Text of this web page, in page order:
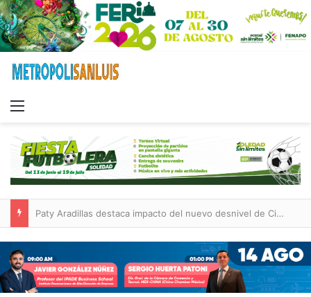
Paty Aradillas destaca impacto del nuevo desnivel de Circuito Potosí en la movilidad de Villa de Pozos